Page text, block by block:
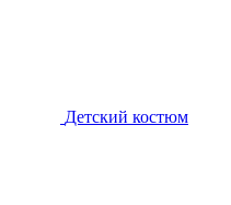
Детский костюм